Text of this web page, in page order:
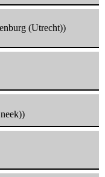
(Utrecht))